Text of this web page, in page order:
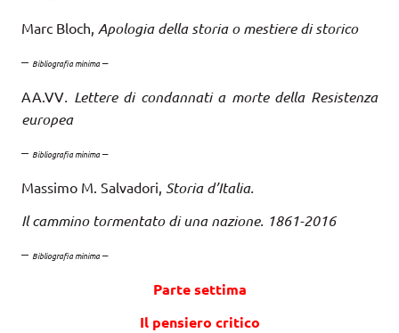
Marc Bloch, Apologia della storia o mestiere di storico
– Bibliografia minima–
AA.VV. Lettere di condannati a morte della Resistenza
europea
– Bibliografia minima–
Massimo M. Salvadori, Storia d’Italia.
Il cammino tormentato di una nazione. 1861-2016
– Bibliografia minima–
Parte settima
Il pensiero critico